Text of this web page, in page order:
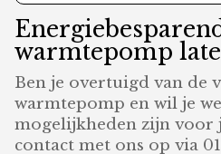
warmtepomp
Ben je overtuigd van de
warmtepomp en wil je
mogelijkheden zijn voor
contact met ons op via